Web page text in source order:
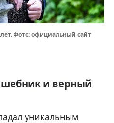
Фото: официальный сайт
и верный
уникальным